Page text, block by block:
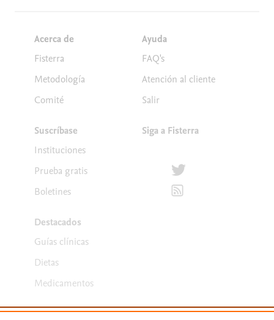
Acerca de
Fisterra
Metodología
Comité
Suscríbase
Instituciones
Prueba gratis
Boletines
Destacados
Guías clínicas
Dietas
Medicamentos
Ayuda
FAQ's
Atención al cliente
Salir
Siga a Fisterra
Síguenos en Twitter
Suscríbete para recibir